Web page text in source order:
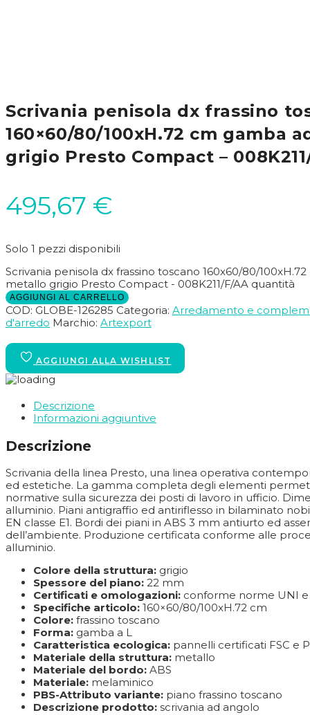
Scrivania penisola dx frassino
160×60/80/100xH.72 cm gamba
grigio Presto Compact –
495,67 €
Solo 1 pezzi disponibili
Scrivania penisola dx frassino toscano 160x60/80/
metallo grigio Presto Compact - 008K211/F/AA quantità
AGGIUNGI AL CARRELLO
COD: GLOBE-126285 Categoria: Arredamento e
d'arredo Marchio: Artexport
Descrizione
Informazioni aggiuntive
Descrizione
Scrivania della linea Presto, una linea operativa
ed estetiche. La gamma completa degli elementi
normative sulla sicurezza dei posti di lavoro in ufficio.
alluminio. Piani antigraffio ed antiriflesso in bilaminato
EN classe E1. Bordi dei piani in ABS 3 mm antiurto ed
dell’ambiente. Produzione certificata conforme alle
alluminio.
Colore della struttura: grigio
Spessore del piano: 22 mm
Certificati e omologazioni: conforme norme UNI e
Specifiche articolo: 160×60/80/100xH.72 cm
Colore: frassino toscano
Forma: gamba a L
Caratteristica ecologica: pannelli certificati FSC e
Materiale della struttura: metallo
Materiale del bordo: ABS
Materiale: melaminico
PBS-Attributo variante: piano frassino toscano
Descrizione prodotto: scrivania ad angolo